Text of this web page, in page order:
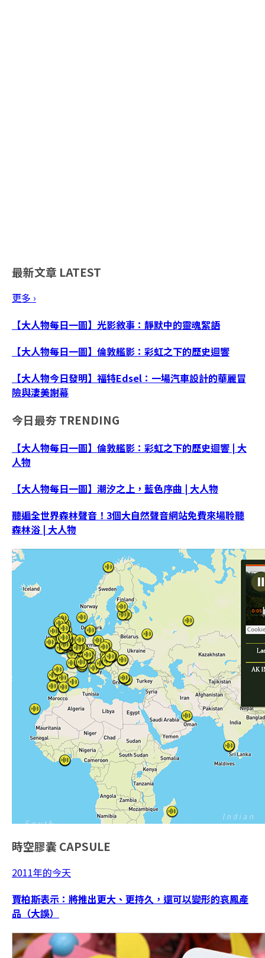
最新文章 LATEST
更多 ›
【大人物每日一圖】光影敘事：靜默中的靈魂絮語
【大人物每日一圖】倫敦艦影：彩虹之下的歷史迴響
【大人物今日發明】福特Edsel：一場汽車設計的華麗冒
險與淒美謝幕
今日最夯 TRENDING
【大人物每日一圖】倫敦艦影：彩虹之下的歷史迴響 | 大
人物
【大人物每日一圖】潮汐之上，藍色序曲 | 大人物
聽遍全世界森林聲音！3個大自然聲音網站免費來場聆聽
森林浴 | 大人物
時空膠囊 CAPSULE
2011年的今天
賈柏斯表示：將推出更大、更持久，還可以變形的哀鳳產
品（大誤）